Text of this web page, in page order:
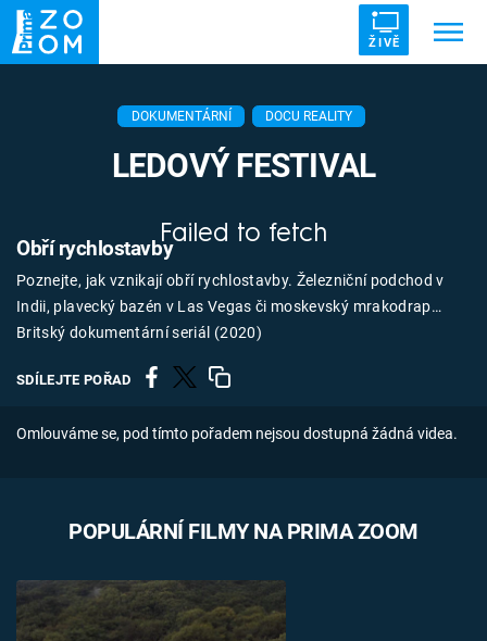
ŽIVĚ
ZRÁDCI UFO DRUHÁ SVĚTOVÁ VÁLKA
VETŘELCI DÁVNOVĚKU
Témata
Témata
Přihlášení
DOKUMENTÁRNÍ DOCU REALITY
LEDOVÝ FESTIVAL
Failed to fetch
Poznejte, jak vznikají obří rychlostavby. Železniční podchod v
Indii, plavecký bazén v Las Vegas či moskevský mrakodrap…
Britský dokumentární seriál (2020)
SDÍLEJTE POŘAD
Obří rychlostavby
Omlouváme se, pod tímto pořadem nejsou dostupná žádná videa.
POPULÁRNÍ FILMY NA PRIMA ZOOM